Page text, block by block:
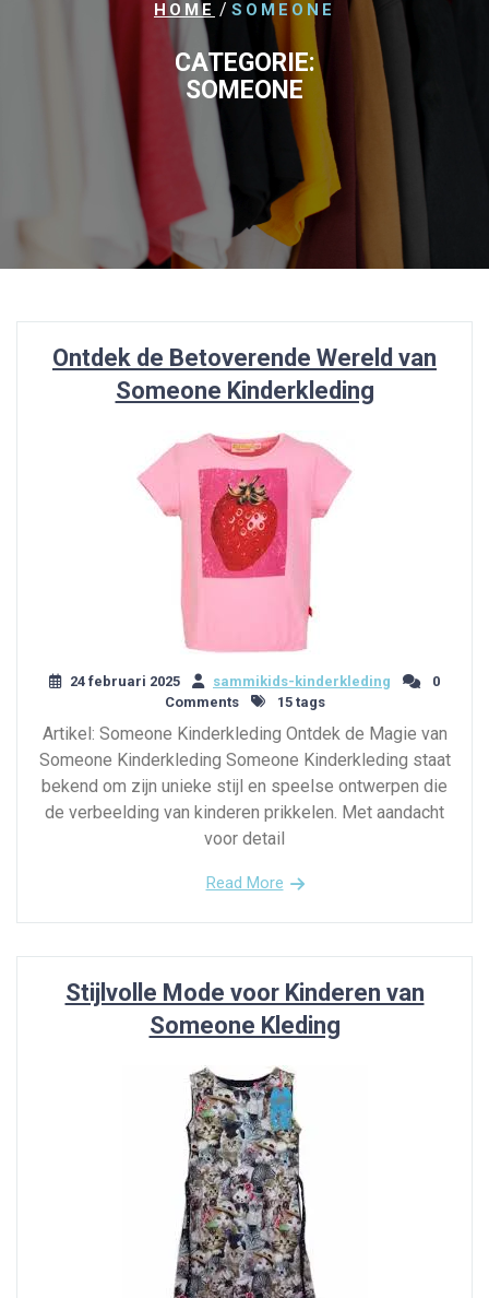
HOME / SOMEONE
CATEGORIE:
SOMEONE
Ontdek de Betoverende Wereld van
Someone Kinderkleding
24 februari 2025 sammikids-kinderkleding
0
Comments
15 tags
Artikel: Someone Kinderkleding Ontdek de Magie van
Someone Kinderkleding Someone Kinderkleding staat
bekend om zijn unieke stijl en speelse ontwerpen die
de verbeelding van kinderen prikkelen. Met aandacht
voor detail
Read More
Stijlvolle Mode voor Kinderen van
Someone Kleding